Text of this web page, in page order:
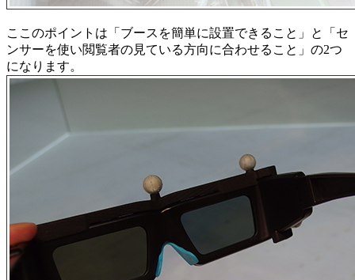
ここのポイントは「ブースを簡単に設置できること」と「セ
ンサーを使い閲覧者の見ている方向に合わせること」の2つ
になります。